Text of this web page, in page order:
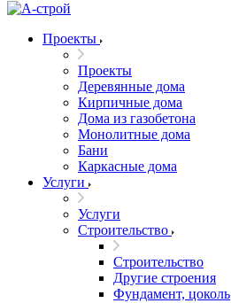
Проекты
Проекты
Деревянные дома
Кирпичные дома
Дома из газобетона
Монолитные дома
Бани
Каркасные дома
Услуги
Услуги
Строительство
Строительство
Другие строения
Фундамент, цоколь